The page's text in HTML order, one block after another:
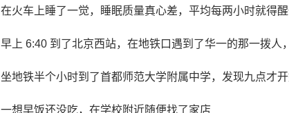
在火车上睡了一觉，睡眠质量真心差，平均每两小时就得
早上 6:40 到了北京西站，在地铁口遇到了华一的那一拨
坐地铁半个小时到了首都师范大学附属中学，发现九点才开
一想早饭还没吃，在学校附近随便找了家店